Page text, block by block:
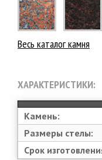
Весь каталог камня
ХАРАКТЕРИСТИКИ:
Камень:
Размеры стелы:
Срок